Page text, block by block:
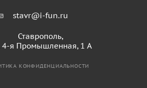
stavr@i-fun.ru
Ставрополь,
4-я Промышленная, 1 А
КОНФИДЕНЦИАЛЬНОСТИ